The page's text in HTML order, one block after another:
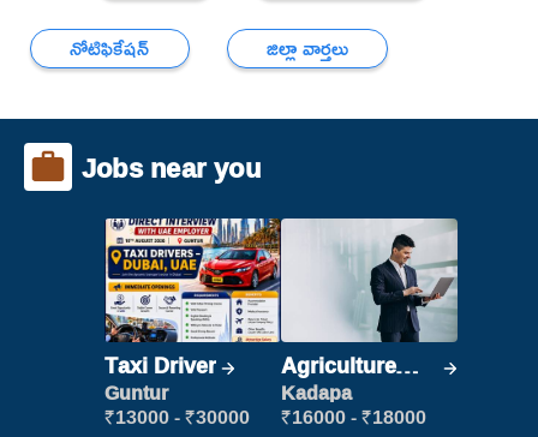
నోటిఫికేషన్
జిల్లా వార్తలు
Jobs near you
Taxi Driver
Guntur
₹13000 - ₹30000
Agriculture
Labour
Kadapa
₹16000 - ₹18000